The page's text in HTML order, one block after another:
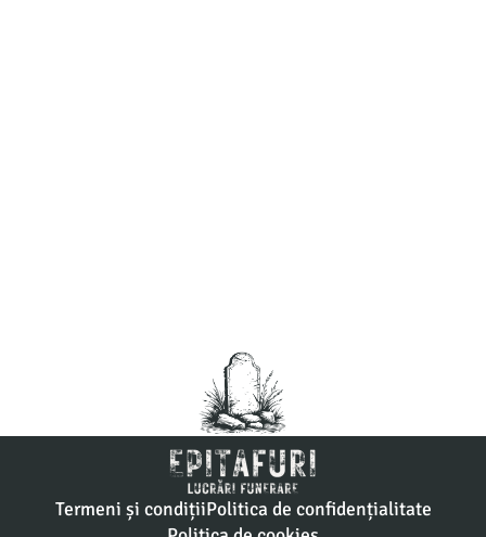
Termeni și condițiiPolitica de confidențialitate